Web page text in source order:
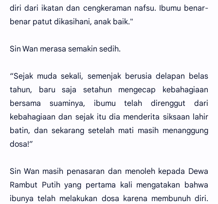
diri dari ikatan dan cengkeraman nafsu. Ibumu benar-
benar patut dikasihani, anak baik."
Sin Wan merasa semakin sedih.
“Sejak muda sekali, semenjak berusia delapan belas
tahun, baru saja setahun mengecap kebahagiaan
bersama suaminya, ibumu telah direnggut dari
kebahagiaan dan sejak itu dia menderita siksaan lahir
batin, dan sekarang setelah mati masih menanggung
dosa!”
Sin Wan masih penasaran dan menoleh kepada Dewa
Rambut Putih yang pertama kali mengatakan bahwa
ibunya telah melakukan dosa karena membunuh diri.